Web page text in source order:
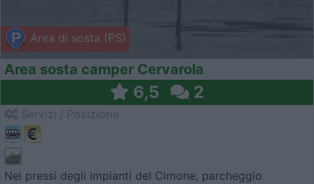
Area di sosta (PS)
Area sosta camper Cervarola
6,5 2
Nei pressi degli impianti del Cimone, parcheggio